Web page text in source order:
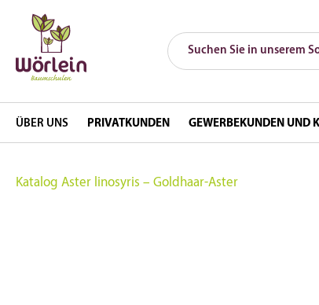
ÜBER UNS PRIVATKUNDEN GEWERBEKUNDEN UND
Katalog Aster linosyris – Goldhaar-Aster